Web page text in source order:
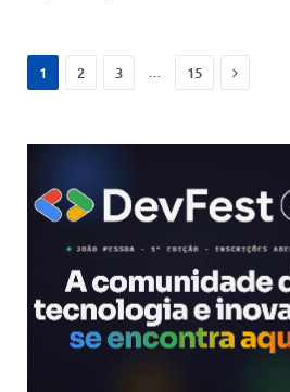
1 2 3 … 15 Next